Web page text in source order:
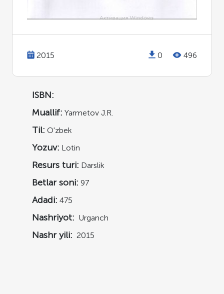
2015 0 496
ISBN:
Muallif: Yarmetov J.R.
Til: O'zbek
Yozuv: Lotin
Resurs turi: Darslik
Betlar soni: 97
Adadi: 475
Nashriyot: Urganch
Nashr yili: 2015